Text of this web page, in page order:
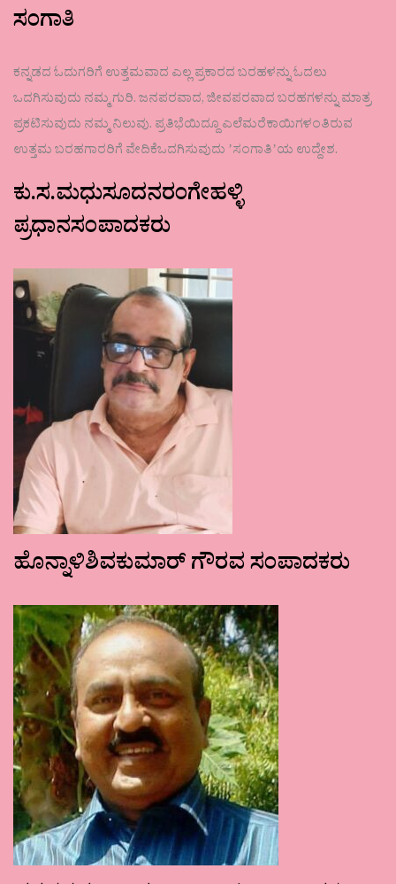
ಸಂಗಾತಿ
ಕನ್ನಡದ ಓದುಗರಿಗೆ ಉತ್ತಮವಾದ ಎಲ್ಲ ಪ್ರಕಾರದ ಬರಹಳನ್ನು ಓದಲು
ಒದಗಿಸುವುದು ನಮ್ಮ ಗುರಿ. ಜನಪರವಾದ, ಜೀವಪರವಾದ ಬರಹಗಳನ್ನು ಮಾತ್ರ
ಪ್ರಕಟಿಸುವುದು ನಮ್ಮ ನಿಲುವು. ಪ್ರತಿಭೆಯಿದ್ದೂ ಎಲೆಮರೆಕಾಯಿಗಳಂತಿರುವ
ಉತ್ತಮ ಬರಹಗಾರರಿಗೆ ವೇದಿಕೆಒದಗಿಸುವುದು ʼಸಂಗಾತಿʼಯ ಉದ್ದೇಶ.
ಕು.ಸ.ಮಧುಸೂದನರಂಗೇಹಳ್ಳಿ
ಪ್ರಧಾನಸಂಪಾದಕರು
ಹೊನ್ನಾಳಿಶಿವಕುಮಾರ್ ಗೌರವ ಸಂಪಾದಕರು